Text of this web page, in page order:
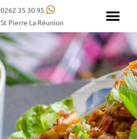
0262 35 30 95
St Pierre La Réunion